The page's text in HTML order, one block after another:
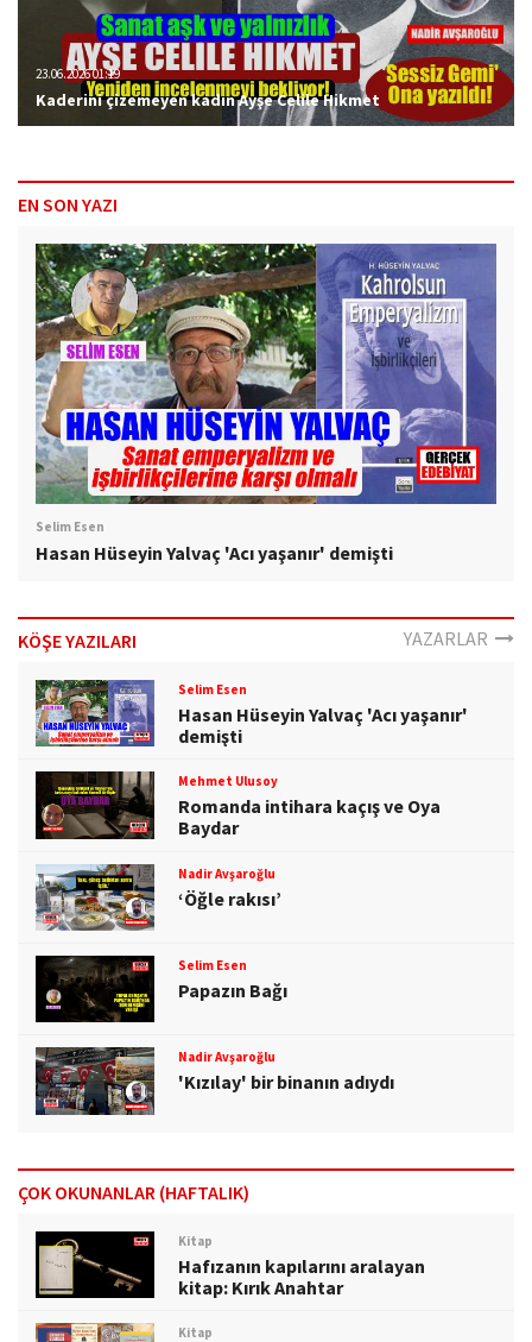
23.06.2026 01:19
Kaderini çizemeyen kadın Ayşe Celile Hikmet
EN SON YAZI
Selim Esen
Hasan Hüseyin Yalvaç 'Acı yaşanır' demişti
KÖŞE YAZILARI YAZARLAR
Selim Esen
Hasan Hüseyin Yalvaç 'Acı yaşanır'
demişti
Mehmet Ulusoy
Romanda intihara kaçış ve Oya
Baydar
Nadir Avşaroğlu
‘Öğle rakısı’
Selim Esen
Papazın Bağı
Nadir Avşaroğlu
'Kızılay' bir binanın adıydı
ÇOK OKUNANLAR (HAFTALIK)
Kitap
Hafızanın kapılarını aralayan
kitap: Kırık Anahtar
Kitap